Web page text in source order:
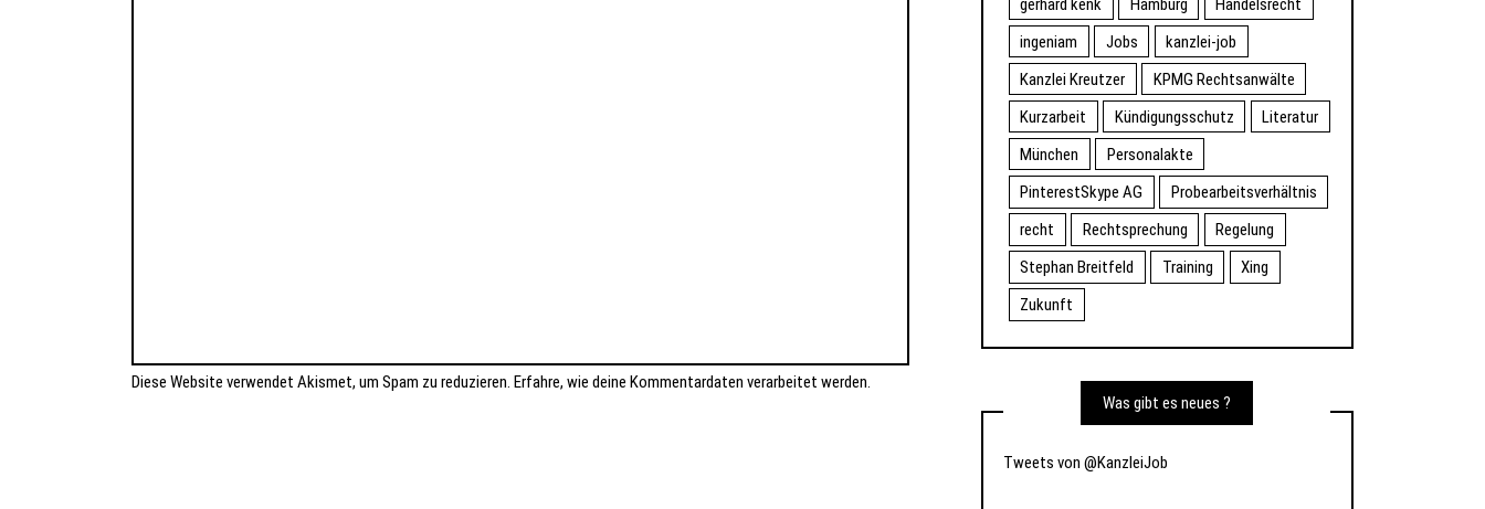
Diese Website verwendet Akismet, um Spam zu reduzieren. Erfahre, wie deine Kommentardaten verarbeitet werden.
ingeniam
Jobs
kanzlei-job
Kanzlei Kreutzer
KPMG Rechtsanwälte
Kurzarbeit
Kündigungsschutz
Literatur
München
Personalakte
PinterestSkype AG
Probearbeitsverhältnis
recht
Rechtsprechung
Regelung
Stephan Breitfeld
Training
Xing
Zukunft
Was gibt es neues ?
Tweets von @KanzleiJob